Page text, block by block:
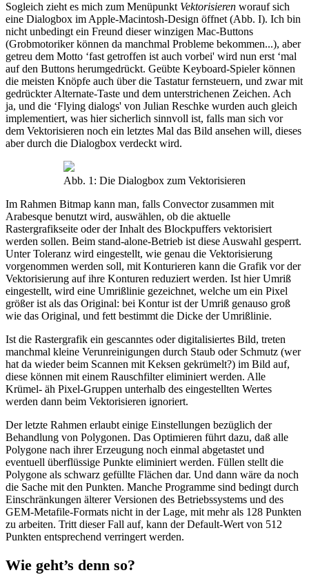
Sogleich zieht es mich zum Menüpunkt Vektorisieren worauf sich
eine Dialogbox im Apple-Macintosh-Design öffnet (Abb. I). Ich bin
nicht unbedingt ein Freund dieser winzigen Mac-Buttons
(Grobmotoriker können da manchmal Probleme bekommen...), aber
getreu dem Motto ‘fast getroffen ist auch vorbei' wird nun erst ‘mal
auf den Buttons herumgedrückt. Geübte Keyboard-Spieler können
die meisten Knöpfe auch über die Tastatur fernsteuern, und zwar mit
gedrückter Alternate-Taste und dem unterstrichenen Zeichen. Ach
ja, und die ‘Flying dialogs' von Julian Reschke wurden auch gleich
implementiert, was hier sicherlich sinnvoll ist, falls man sich vor
dem Vektorisieren noch ein letztes Mal das Bild ansehen will, dieses
aber durch die Dialogbox verdeckt wird.
Abb. 1: Die Dialogbox zum Vektorisieren
Im Rahmen Bitmap kann man, falls Convector zusammen mit
Arabesque benutzt wird, auswählen, ob die aktuelle
Rastergrafikseite oder der Inhalt des Blockpuffers vektorisiert
werden sollen. Beim stand-alone-Betrieb ist diese Auswahl gesperrt.
Unter Toleranz wird eingestellt, wie genau die Vektorisierung
vorgenommen werden soll, mit Konturieren kann die Grafik vor der
Vektorisierung auf ihre Konturen reduziert werden. Ist hier Umriß
eingestellt, wird eine Umrißlinie gezeichnet, welche um ein Pixel
größer ist als das Original: bei Kontur ist der Umriß genauso groß
wie das Original, und fett bestimmt die Dicke der Umrißlinie.
Ist die Rastergrafik ein gescanntes oder digitalisiertes Bild, treten
manchmal kleine Verunreinigungen durch Staub oder Schmutz (wer
hat da wieder beim Scannen mit Keksen gekrümelt?) im Bild auf,
diese können mit einem Rauschfilter eliminiert werden. Alle
Krümel- äh Pixel-Gruppen unterhalb des eingestellten Wertes
werden dann beim Vektorisieren ignoriert.
Der letzte Rahmen erlaubt einige Einstellungen bezüglich der
Behandlung von Polygonen. Das Optimieren führt dazu, daß alle
Polygone nach ihrer Erzeugung noch einmal abgetastet und
eventuell überflüssige Punkte eliminiert werden. Füllen stellt die
Polygone als schwarz gefüllte Flächen dar. Und dann wäre da noch
die Sache mit den Punkten. Manche Programme sind bedingt durch
Einschränkungen älterer Versionen des Betriebssystems und des
GEM-Metafile-Formats nicht in der Lage, mit mehr als 128 Punkten
zu arbeiten. Tritt dieser Fall auf, kann der Default-Wert von 512
Punkten entsprechend verringert werden.
Wie geht’s denn so?